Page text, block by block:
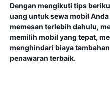
Dengan mengikuti tips
uang untuk sewa mobil
memesan terlebih dahulu,
memilih mobil yang tepat,
menghindari biaya
penawaran terbaik.